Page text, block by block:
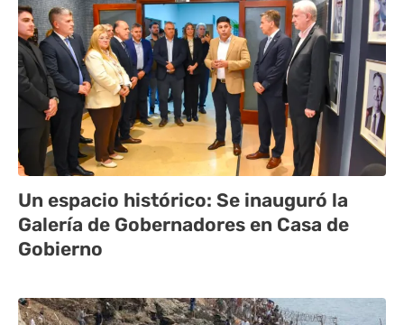
Un espacio histórico: Se inauguró la
Galería de Gobernadores en Casa de
Gobierno